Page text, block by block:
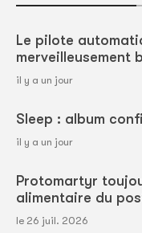
Le pilote
merveilleusement
il y a un jour
Sleep : album
il y a un jour
Protomartyr
alimentaire du
le 26 juil. 2026